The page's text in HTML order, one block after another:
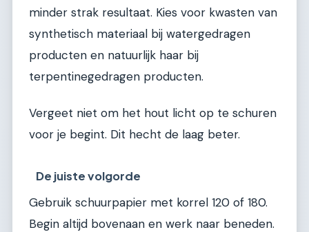
minder strak resultaat. Kies voor kwasten van
synthetisch materiaal bij watergedragen
producten en natuurlijk haar bij
terpentinegedragen producten.
Vergeet niet om het hout licht op te schuren
voor je begint. Dit hecht de laag beter.
De juiste volgorde
Gebruik schuurpapier met korrel 120 of 180.
Begin altijd bovenaan en werk naar beneden.